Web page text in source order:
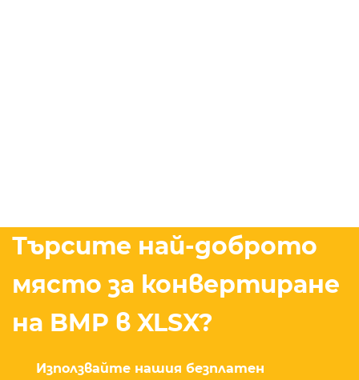
Търсите най-доброто
място за конвертиране
на BMP в XLSX?
Използвайте нашия безплатен